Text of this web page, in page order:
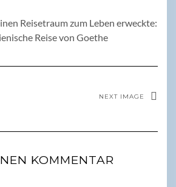
Reisetraum zum Leben erweckte:
Reise von Goethe
NEXT IMAGE
KOMMENTAR